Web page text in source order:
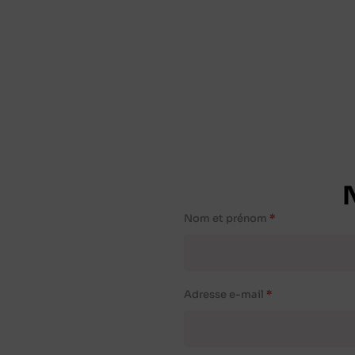
Nom et prénom
Adresse e-mail